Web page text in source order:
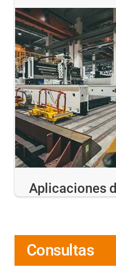
Aplicaciones
Consultas